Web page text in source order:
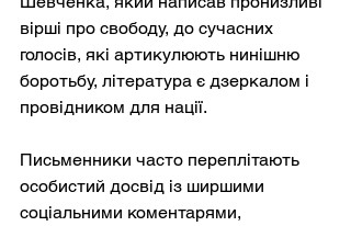
вірші про свободу, до сучасних
голосів, які артикулюють нинішню
боротьбу, література є дзеркалом і
провідником для нації.
Письменники часто переплітають
особистий досвід із ширшими
соціальними коментарями,